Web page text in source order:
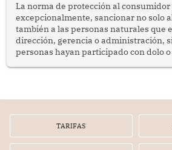
La norma de protección al
excepcionalmente, sancionar no solo
también a las personas naturales que
dirección, gerencia o administración,
personas hayan participado con dolo
por la frustrada realización de un
TARIFAS